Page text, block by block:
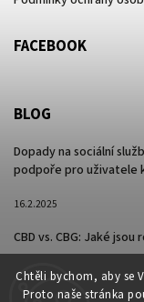
Chtěli bychom, aby se
Proto naše stránka
FACEBOOK
BLOG
Dopady na sociální
podpoře pro uživatele
16.2.2025
CBD vs. CBG: Jaké
15.2.2025